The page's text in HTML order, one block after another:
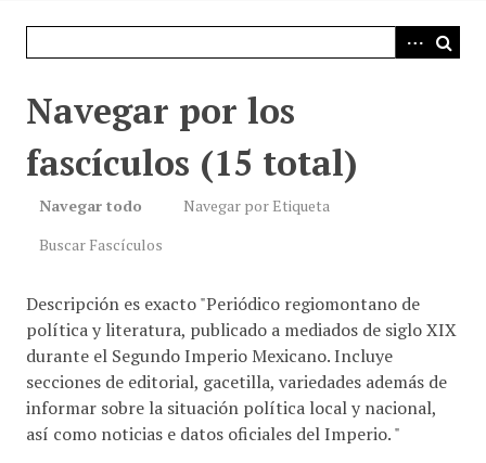
Navegar por los
fascículos (15 total)
Navegar todo
Navegar por Etiqueta
Buscar Fascículos
Descripción es exacto "Periódico regiomontano de
política y literatura, publicado a mediados de siglo XIX
durante el Segundo Imperio Mexicano. Incluye
secciones de editorial, gacetilla, variedades además de
informar sobre la situación política local y nacional,
así como noticias e datos oficiales del Imperio. "